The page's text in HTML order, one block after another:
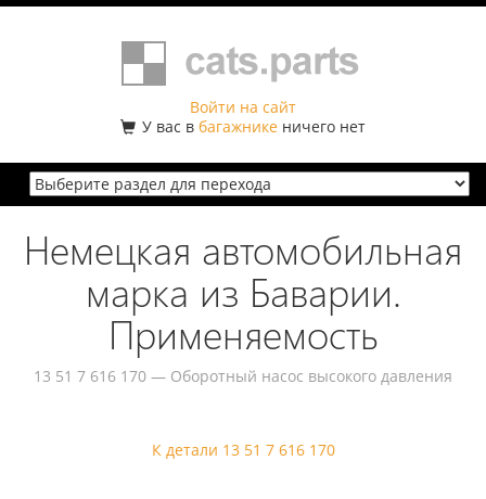
Войти на сайт
У вас в багажнике ничего нет
Немецкая автомобильная
марка из Баварии.
Применяемость
13 51 7 616 170 — Оборотный насос высокого давления
К детали 13 51 7 616 170